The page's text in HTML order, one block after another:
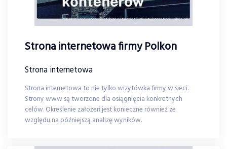
Strona internetowa firmy Polkon
Strona internetowa
Strona internetowa to nie tylko wizytówka firmy w sieci.
Strony www są tworzone dla osiągnięcia konkretnych
celów. Określenie założeń jest konieczne również ze
względu na późniejszą analizę wyników.